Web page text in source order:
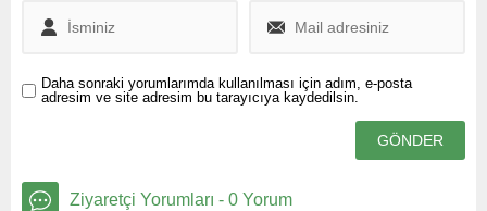
Daha sonraki yorumlarımda kullanılması için adım, e-posta
adresim ve site adresim bu tarayıcıya kaydedilsin.
Ziyaretçi Yorumları - 0 Yorum